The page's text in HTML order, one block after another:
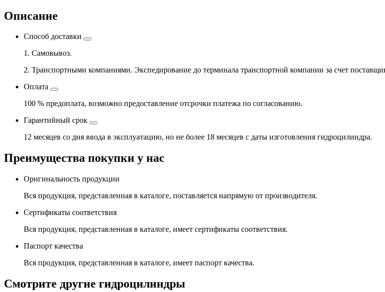
Описание
Способ доставки
1. Самовывоз.
2. Транспортными компаниями. Экспедирование до терминала транспортной компании за счет
Оплата
100 % предоплата, возможно предоставление отсрочки платежа по согласованию.
Гарантийный срок
12 месяцев со дня ввода в эксплуатацию, но не более 18 месяцев с даты изготовления гидроцилиндра.
Преимущества покупки у нас
Оригинальность продукции
Вся продукция, представленная в каталоге, поставляется напрямую от производителя.
Сертификаты соответствия
Вся продукция, представленная в каталоге, имеет сертификаты соответствия.
Паспорт качества
Вся продукция, представленная в каталоге, имеет паспорт качества.
Смотрите другие гидроцилиндры